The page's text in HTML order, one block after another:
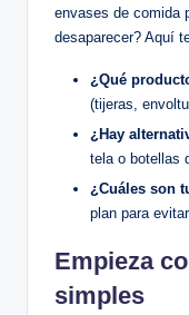
envases de comida
desaparecer? Aquí
¿Qué
(tijeras,
¿Hay
tela o botellas
¿Cuáles son
plan para
Empieza
simples